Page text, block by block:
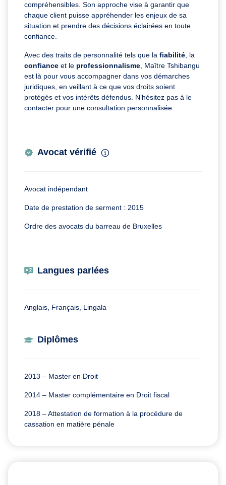
compréhensibles. Son approche vise à garantir que
chaque client puisse appréhender les enjeux de sa
situation et prendre des décisions éclairées en toute
confiance.
Avec des traits de personnalité tels que la fiabilité, la
confiance et le professionnalisme, Maître Tshibangu
est là pour vous accompagner dans vos démarches
juridiques, en veillant à ce que vos droits soient
protégés et vos intérêts défendus. N’hésitez pas à le
contacter pour une consultation personnalisée.
Avocat vérifié
Avocat indépendant
Date de prestation de serment : 2015
Ordre des avocats du barreau de Bruxelles
Langues parlées
Anglais, Français, Lingala
Diplômes
2013 – Master en Droit
2014 – Master complémentaire en Droit fiscal
2018 – Attestation de formation à la procédure de
cassation en matière pénale